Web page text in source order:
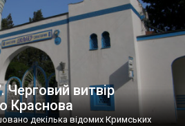
Черговий витвір
Краснова
декілька відомих Кримських